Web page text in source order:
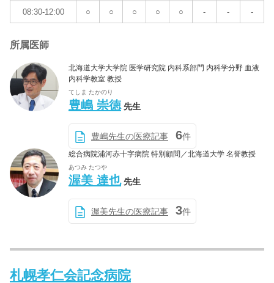
08:30-12:00 ○ ○ ○ ○ ○ - - -
所属医師
北海道大学大学院 医学研究院 内科系部門 内科学分野 血液
内科学教室 教授
てしま たかのり
豊嶋 崇徳 先生
豊嶋先生の医療記事 6件
総合病院浦河赤十字病院 特別顧問／北海道大学 名誉教授
あつみ たつや
渥美 達也 先生
渥美先生の医療記事 3件
札幌孝仁会記念病院